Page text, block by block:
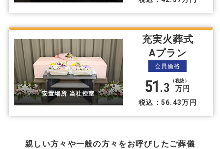
安置場所 当社控室
充実火葬式
Aプラン
会員価格
51 .3 （税抜）
万円
税込：56.43万円
親しい方々や⼀般の方々をお呼びしたご葬儀